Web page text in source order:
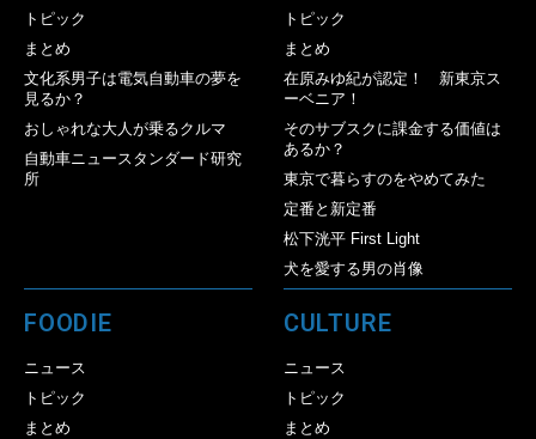
トピック
まとめ
文化系男子は電気自動車の夢を
見るか？
おしゃれな大人が乗るクルマ
自動車ニュースタンダード研究
所
トピック
まとめ
在原みゆ紀が認定！ 新東京ス
ーベニア！
そのサブスクに課金する価値は
あるか？
東京で暮らすのをやめてみた
定番と新定番
松下洸平 First Light
犬を愛する男の肖像
FOODIE
ニュース
トピック
まとめ
CULTURE
ニュース
トピック
まとめ